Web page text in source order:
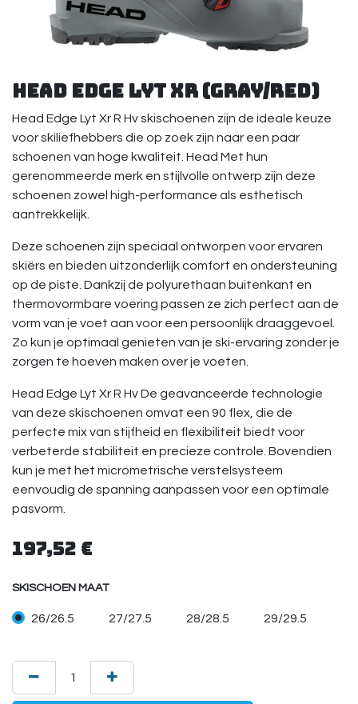
Head Edge Lyt XR (Gray/Red)
Head Edge Lyt Xr R Hv skischoenen zijn de ideale keuze
voor skiliefhebbers die op zoek zijn naar een paar
schoenen van hoge kwaliteit. Head Met hun
gerenommeerde merk en stijlvolle ontwerp zijn deze
schoenen zowel high-performance als esthetisch
aantrekkelijk.
Deze schoenen zijn speciaal ontworpen voor ervaren
skiërs en bieden uitzonderlijk comfort en ondersteuning
op de piste. Dankzij de polyurethaan buitenkant en
thermovormbare voering passen ze zich perfect aan de
vorm van je voet aan voor een persoonlijk draaggevoel.
Zo kun je optimaal genieten van je ski-ervaring zonder je
zorgen te hoeven maken over je voeten.
Head Edge Lyt Xr R Hv De geavanceerde technologie
van deze skischoenen omvat een 90 flex, die de
perfecte mix van stijfheid en flexibiliteit biedt voor
verbeterde stabiliteit en precieze controle. Bovendien
kun je met het micrometrische verstelsysteem
eenvoudig de spanning aanpassen voor een optimale
pasvorm.
197,52 €
SKISCHOEN MAAT
26/26.5 27/27.5 28/28.5 29/29.5